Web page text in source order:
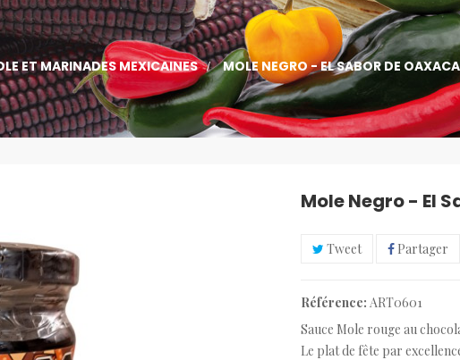
ET MARINADES MEXICAINES > MOLE NEGRO - EL SABOR DE OAXACA
Mole Negro - El
Tweet Partager
Référence: ART0601
Sauce Mole rouge au
Le plat de fête par